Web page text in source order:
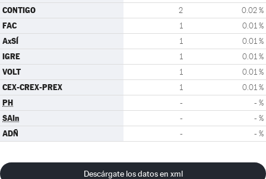
CONTIGO 2 0.02 %
FAC 1 0.01 %
AxSÍ 1 0.01 %
IGRE 1 0.01 %
VOLT 1 0.01 %
CEX-CREX-PREX 1 0.01 %
PH - - %
SAIn - - %
ADÑ - - %
Descárgate los datos en xml